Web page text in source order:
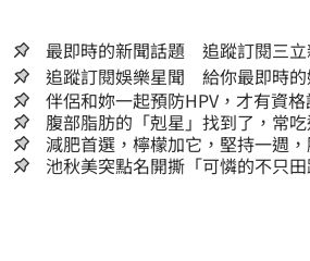
最即時的新聞話題 追蹤訂閱三立
追蹤訂閱娛樂星聞 給你最即時的
伴侶和妳一起預防HPV，才有資格
腹部脂肪的「剋星」找到了，常
囊，瘦出小蠻腰
減肥首選，檸檬加它，堅持一週
人生
池秋美突點名開撕「可憐的不只